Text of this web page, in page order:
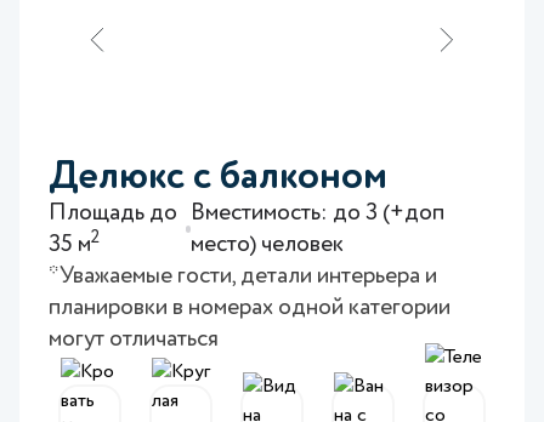
Делюкс с балконом
Площадь до
35 м2
Вместимость: до 3 (+доп
место) человек
*Уважаемые гости, детали интерьера и
планировки в номерах одной категории
могут отличаться